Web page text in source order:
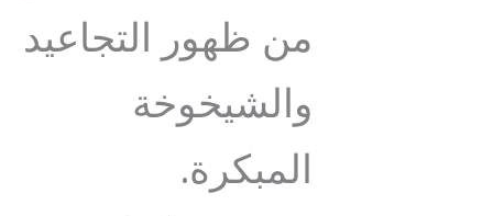
من ظهور التجاعيد
والشيخوخة
المبكرة.